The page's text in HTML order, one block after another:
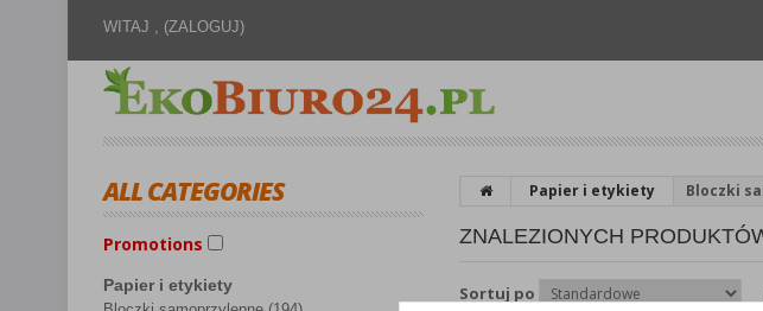
WITAJ , (ZALOGUJ)
ALL CATEGORIES
Promotions
Papier i etykiety
Papier i etykiety Bloczki
ZNALEZIONYCH
Sortuj po